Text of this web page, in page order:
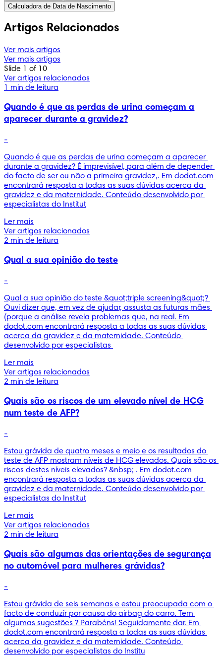
Calculadora de Data de Nascimento
Artigos Relacionados
Ver mais artigos
Ver mais artigos
Slide 1 of 10
Ver artigos relacionados
1 min de leitura
Quando é que as perdas de urina começam a
aparecer durante a gravidez?
-
Quando é que as perdas de urina começam a aparecer
durante a gravidez? É imprevisível, para além de depender
do facto de ser ou não a primeira gravidez,. Em dodot.com
encontrará resposta a todas as suas dúvidas acerca da
gravidez e da maternidade. Conteúdo desenvolvido por
especialistas do Institut
Ler mais
Ver artigos relacionados
2 min de leitura
Qual a sua opinião do teste
-
Qual a sua opinião do teste &quot;triple screening&quot;?
Ouvi dizer que, em vez de ajudar, assusta as futuras mães
(porque a análise revela problemas que, na real. Em
dodot.com encontrará resposta a todas as suas dúvidas
acerca da gravidez e da maternidade. Conteúdo
desenvolvido por especialistas
Ler mais
Ver artigos relacionados
2 min de leitura
Quais são os riscos de um elevado nível de HCG
num teste de AFP?
-
Estou grávida de quatro meses e meio e os resultados do
teste de AFP mostram níveis de HCG elevados. Quais são os
riscos destes níveis elevados? &nbsp; . Em dodot.com
encontrará resposta a todas as suas dúvidas acerca da
gravidez e da maternidade. Conteúdo desenvolvido por
especialistas do Institut
Ler mais
Ver artigos relacionados
2 min de leitura
Quais são algumas das orientações de segurança
no automóvel para mulheres grávidas?
-
Estou grávida de seis semanas e estou preocupada com o
facto de conduzir por causa do airbag do carro. Tem
algumas sugestões ? Parabéns! Seguidamente dar. Em
dodot.com encontrará resposta a todas as suas dúvidas
acerca da gravidez e da maternidade. Conteúdo
desenvolvido por especialistas do Institu